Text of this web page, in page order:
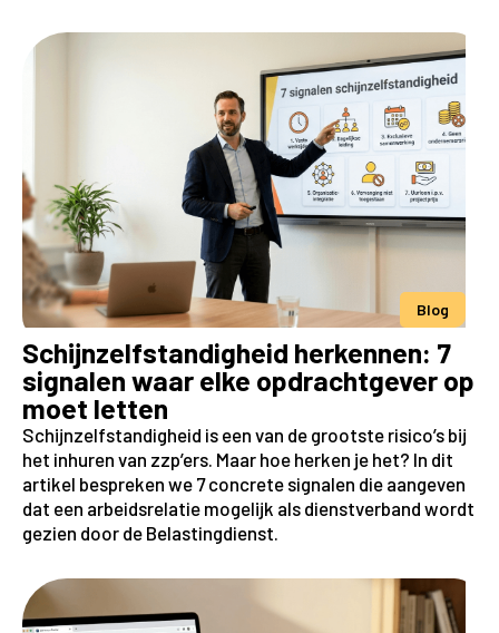
Blog
Schijnzelfstandigheid herkennen: 7
signalen waar elke opdrachtgever op
moet letten
Schijnzelfstandigheid is een van de grootste risico’s bij
het inhuren van zzp’ers. Maar hoe herken je het? In dit
artikel bespreken we 7 concrete signalen die aangeven
dat een arbeidsrelatie mogelijk als dienstverband wordt
gezien door de Belastingdienst.